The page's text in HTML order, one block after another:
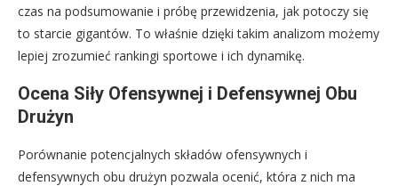
czas na podsumowanie i próbę przewidzenia, jak potoczy się
to starcie gigantów. To właśnie dzięki takim analizom możemy
lepiej zrozumieć rankingi sportowe i ich dynamikę.
Ocena Siły Ofensywnej i Defensywnej Obu
Drużyn
Porównanie potencjalnych składów ofensywnych i
defensywnych obu drużyn pozwala ocenić, która z nich ma